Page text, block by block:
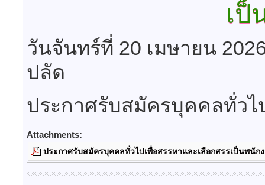
เป็
วันจันทร์ที่ 20 เมษายน
ปลัด
ประกาศรับสมัครบุคคลทั่วไ
Attachments:
ประกาศรับสมัครบุคคลทั่วไปเพื่อสรรหาและเลือกสรรเป็นพนัก